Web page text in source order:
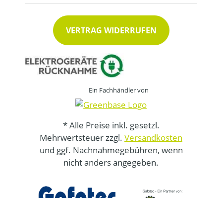
VERTRAG WIDERRUFEN
Ein Fachhändler von
* Alle Preise inkl. gesetzl.
Mehrwertsteuer zzgl. Versandkosten
und ggf. Nachnahmegebühren, wenn
nicht anders angegeben.